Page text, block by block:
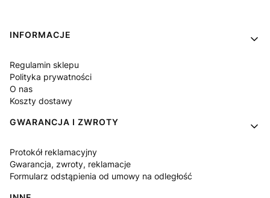
Linki w stopce
INFORMACJE
Regulamin sklepu
Polityka prywatności
O nas
Koszty dostawy
GWARANCJA I ZWROTY
Protokół reklamacyjny
Gwarancja, zwroty, reklamacje
Formularz odstąpienia od umowy na odległość